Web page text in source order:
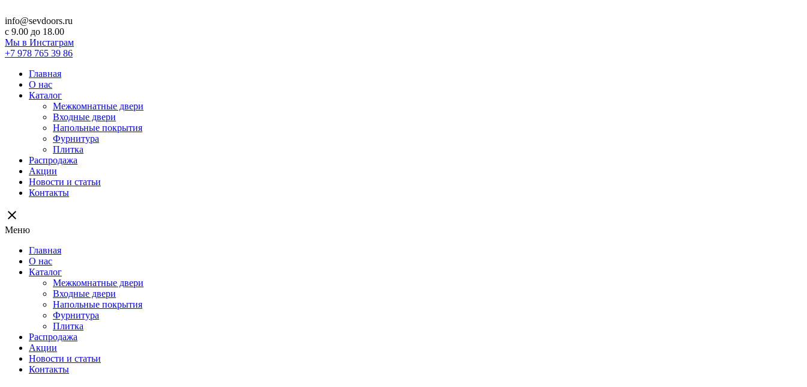
info@sevdoors.ru
c 9.00 до 18.00
Мы в Инстаграм
+7 978 765 39 86
Главная
О нас
Каталог
Межкомнатные двери
Входные двери
Напольные покрытия
Фурнитура
Плитка
Распродажа
Акции
Новости и статьи
Контакты
close
Меню
Главная
О нас
Каталог
Межкомнатные двери
Входные двери
Напольные покрытия
Фурнитура
Плитка
Распродажа
Акции
Новости и статьи
Контакты